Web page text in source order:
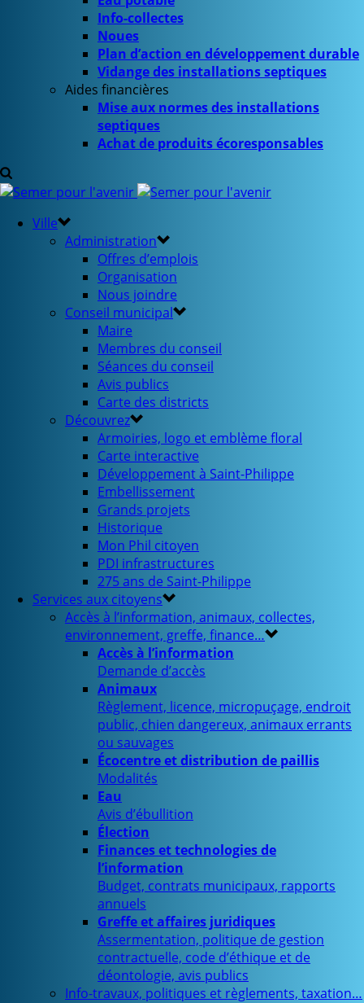
Info-collectes
Noues
Plan d’action en développement durable
Vidange des installations septiques
Aides financières
Mise aux normes des installations
septiques
Achat de produits écoresponsables
Ville
Administration
Offres d’emplois
Organisation
Nous joindre
Conseil municipal
Maire
Membres du conseil
Séances du conseil
Avis publics
Carte des districts
Découvrez
Armoiries, logo et emblème floral
Carte interactive
Développement à Saint-Philippe
Embellissement
Grands projets
Historique
Mon Phil citoyen
PDI infrastructures
275 ans de Saint-Philippe
Services aux citoyens
Accès à l’information, animaux, collectes,
environnement, greffe, finance…
Accès à l’information
Demande d’accès
Animaux
Règlement, licence, micropuçage, endroit
public, chien dangereux, animaux errants
ou sauvages
Écocentre et distribution de paillis
Modalités
Eau
Avis d’ébullition
Élection
Finances et technologies de
l’information
Budget, contrats municipaux, rapports
annuels
Greffe et affaires juridiques
Assermentation, politique de gestion
contractuelle, code d’éthique et de
déontologie, avis publics
Info-travaux, politiques et règlements, taxation…